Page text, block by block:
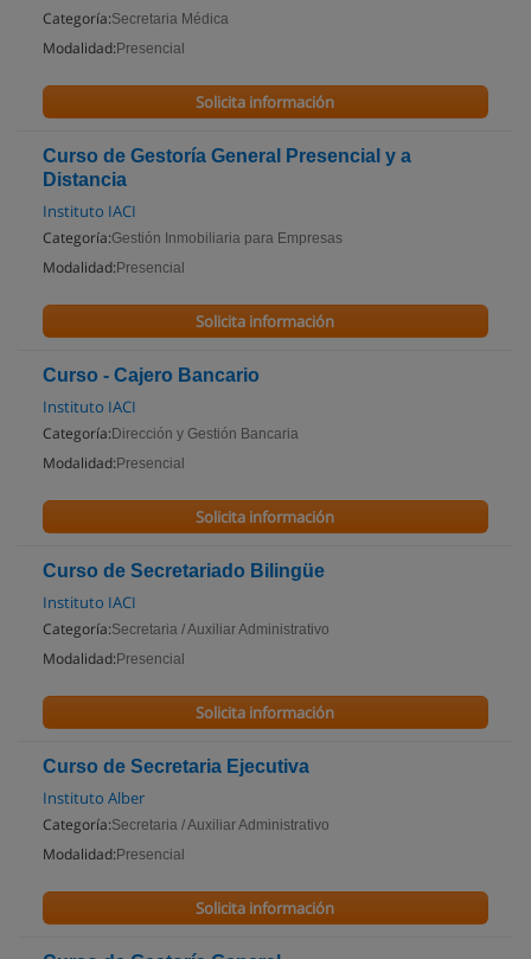
Categoría:Secretaria Médica
Modalidad: Presencial
Solicita información
Curso de Gestoría General Presencial y a
Distancia
Instituto IACI
Categoría:Gestión Inmobiliaria para Empresas
Modalidad: Presencial
Solicita información
Curso - Cajero Bancario
Instituto IACI
Categoría: Dirección y Gestión Bancaria
Modalidad: Presencial
Solicita información
Curso de Secretariado Bilingüe
Instituto IACI
Categoría:Secretaria / Auxiliar Administrativo
Modalidad: Presencial
Solicita información
Curso de Secretaria Ejecutiva
Instituto Alber
Categoría:Secretaria / Auxiliar Administrativo
Modalidad: Presencial
Solicita información